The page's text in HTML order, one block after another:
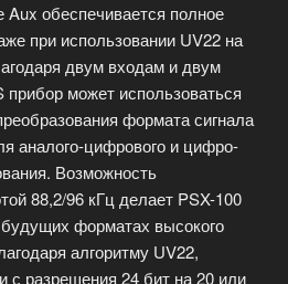
обеспечивается полное
при использовании UV22 на
двум входам и двум
может использоваться
формата сигнала
аналого-цифрового и цифро-
Возможность
88,2/96 кГц делает PSX-100
форматах высокого
алгоритму UV22,
с разрешения 24 бит на 20 или